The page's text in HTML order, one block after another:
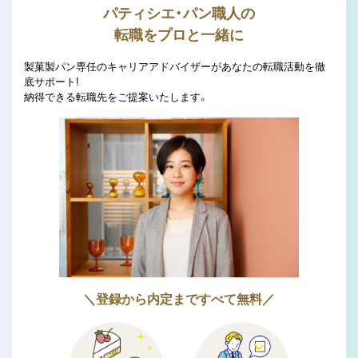
パティシエ・パン職人の
転職をプロと一緒に
製菓製パン専任のキャリアアドバイザーがあなたの転職活動を徹
底サポート!
納得できる転職先をご提案いたします。
＼登録から内定まですべて無料／